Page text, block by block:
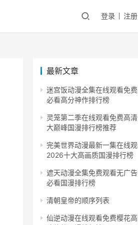
登录 注册
最新文章
迷宫饭动漫全集在线观看免
必看高分神作排行榜
灵笼第二季在线观看免费高
大巅峰国漫排行榜推荐
完美世界动漫最新一集在线
2026十大高画质国漫排行榜
遮天动漫全集免费观看无广
必看国漫排行榜
清朝皇帝的顺序列表
仙逆动漫在线观看免费樱花